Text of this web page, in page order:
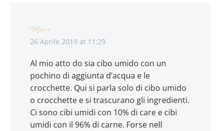
Marco
26 Aprile 2019 at 11:29
Al mio atto do sia cibo umido con un
pochino di aggiunta d’acqua e le
crocchette. Qui si parla solo di cibo umido
o crocchette e si trascurano gli ingredienti.
Ci sono cibi umidi con 10% di care e cibi
umidi con il 96% di carne. Forse nell